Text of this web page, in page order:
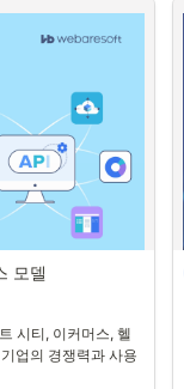
중간자 공격(Man-in-
경우가 있습니다.
SSL/TLS)를 사용
터는 저장 시에도
지 않아, SQL 인젝
격에 취약해질 수 있
는 비즈니스 혁신
는 외부 개발자나
할 수 있도록 공개된
니스 모델이 등장하
모델
시티, 이커머스, 헬
업의 경쟁력과 사용